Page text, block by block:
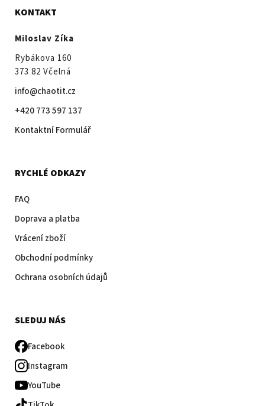
KONTAKT
Miloslav Zíka
Rybákova 160
373 82 Včelná
info@chaotit.cz
+420 773 597 137
Kontaktní Formulář
RYCHLÉ ODKAZY
FAQ
Doprava a platba
Vrácení zboží
Obchodní podmínky
Ochrana osobních údajů
SLEDUJ NÁS
Facebook
Instagram
YouTube